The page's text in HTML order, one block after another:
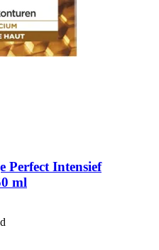
Perfect Intensief
ml